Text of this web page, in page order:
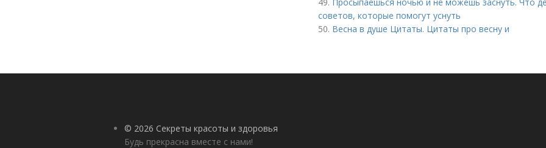
советов, которые помогут уснуть
50. Весна в душе Цитаты. Цитаты про весну и
© 2026 Секреты красоты и здоровья
Будь прекрасна вместе с нами!